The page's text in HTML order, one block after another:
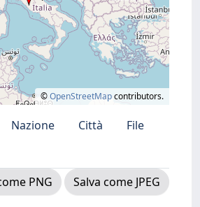
©OpenStreetMapcontributors.
Nazione Città
File
PNG
Salva come JPEG